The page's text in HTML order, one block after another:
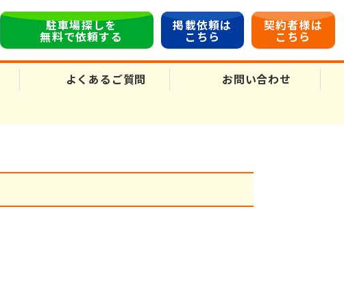
駐車場探しを
無料で依頼する
掲載依頼は
こちら
契約者様は
こちら
よくあるご質問 お問い合わせ